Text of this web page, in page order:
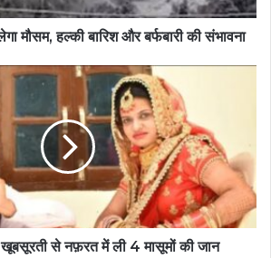
मौसम, हल्की बारिश और बर्फबारी की संभावना
खूबसूरती से नफ़रत में ली 4 मासूमों की जान